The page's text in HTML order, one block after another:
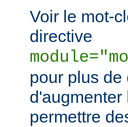
Voir le mot-
directive
pour plus
permettre